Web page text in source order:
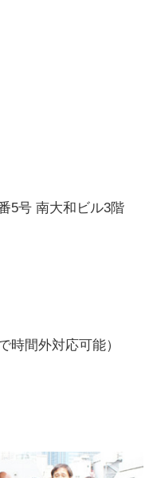
5号 南大和ビル3階
時間外対応可能）